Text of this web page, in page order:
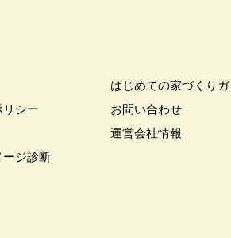
リシー
ージ診断
はじめての家づくりガ
お問い合わせ
運営会社情報